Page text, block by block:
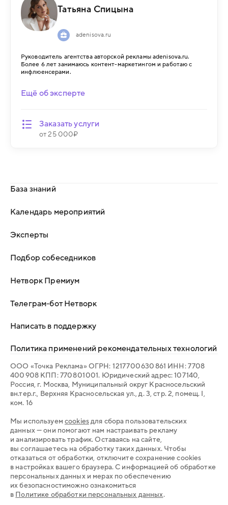
Татьяна Спицына
adenisova.ru
Руководитель агентства авторской рекламы adenisova.ru.
Более 6 лет занимаюсь контент-маркетингом и работаю с
инфлюенсерами.
Ещё об эксперте
Заказать услуги
от 25 000₽
База знаний
Календарь мероприятий
Эксперты
Подбор собеседников
Нетворк Премиум
Телеграм-бот Нетворк
Написать в поддержку
Политика применений рекомендательных технологий
ООО «Точка Реклама» ОГРН: 1 217 700 630 861 ИНН: 7 708
400 908 КПП: 770 801 001. Юридический адрес: 107 140,
Россия, г. Москва, Муниципальный округ Красносельский
вн.тер.г., Верхняя Красносельская ул., д. 3, стр. 2, помещ. I,
ком. 16
Мы используем cookiesдля сбора пользовательских
данных — они помогают нам настраивать рекламу
и анализировать трафик. Оставаясь на сайте,
вы соглашаетесь на обработку таких данных. Чтобы
отказаться от обработки, отключите сохранение cookies
в настройках вашего браузера. С информацией об обработке
персональных данных и мерах по обеспечению
их безопасностиможно ознакомиться
в Политике обработки персональных данных.